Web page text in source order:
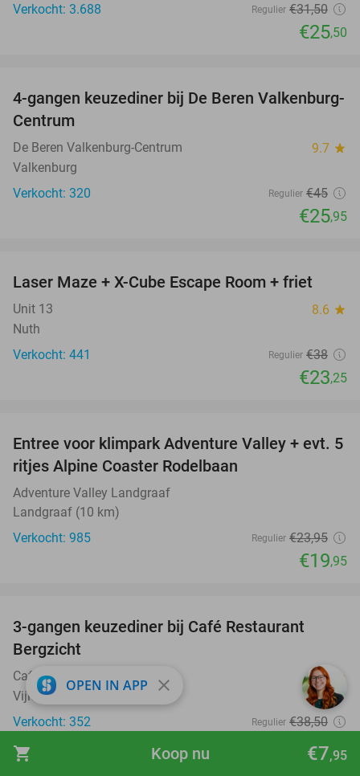
shopping_cart €7,95
Koop nu
Verkocht: 3.688
Regulier €31,50
€25,50
42%
4-gangen keuzediner bij De Beren Valkenburg-
Centrum
De Beren Valkenburg-Centrum 9.7 star
Valkenburg
Verkocht: 320
Regulier €45
€25,95
39%
Laser Maze + X-Cube Escape Room + friet
Unit 13 8.6 star
Nuth
Verkocht: 441
Regulier €38
€23,25
17%
Entree voor klimpark Adventure Valley + evt. 5
ritjes Alpine Coaster Rodelbaan
Adventure Valley Landgraaf
Landgraaf (10 km)
Verkocht: 985
Regulier €23,95
€19,95
3-gangen keuzediner bij Café Restaurant
Bergzicht
Café Restaurant Bergzicht 9.9 star
Vijlen (10 km)
Verkocht: 352
Regulier €38,50
€26
OPEN IN APP close